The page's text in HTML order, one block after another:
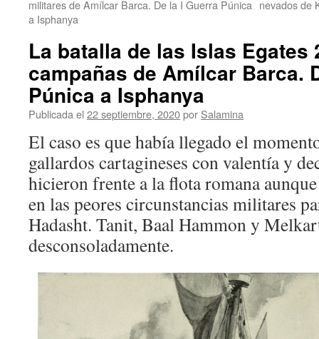
militares de Amílcar Barca. De la I Guerra Púnica
a Isphanya
nevados de
La batalla de las Islas Egates
campañas de Amílcar Barca.
Púnica a Isphanya
Publicada el 22 septiembre, 2020por Salamina
El caso es que había llegado el
gallardos cartagineses con valentía y
hicieron frente a la flota romana
en las peores circunstancias militares
Hadasht. Tanit, Baal Hammon y
desconsoladamente.